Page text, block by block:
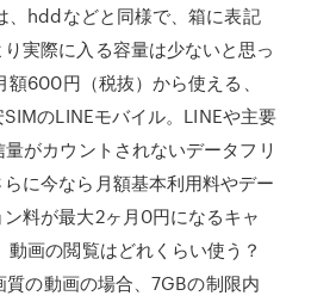
、hddなどと同様で、箱に表記
実際に入る容量は少ないと思っ
600円（税抜）から使える、
のLINEモバイル。LINEや主要
がカウントされないデータフリ
に今なら月額基本利用料やデー
料が最大2ヶ月0円になるキャ
動画の閲覧はどれくらい使う？
の動画の場合、7GBの制限内